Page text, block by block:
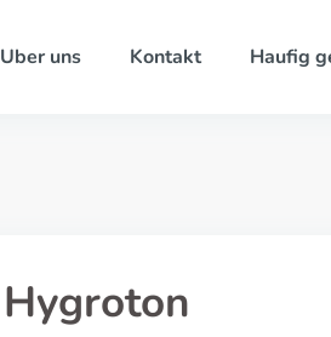
Uber uns Kontakt Haufig
Hygroton